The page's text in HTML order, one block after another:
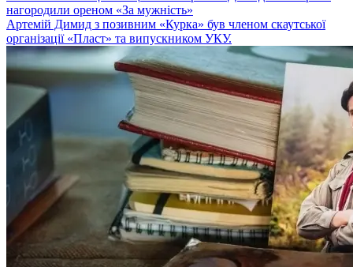
нагородили ореном «За мужність»
Артемій Димид з позивним «Курка» був членом скаутської
організації «Пласт» та випускником УКУ.